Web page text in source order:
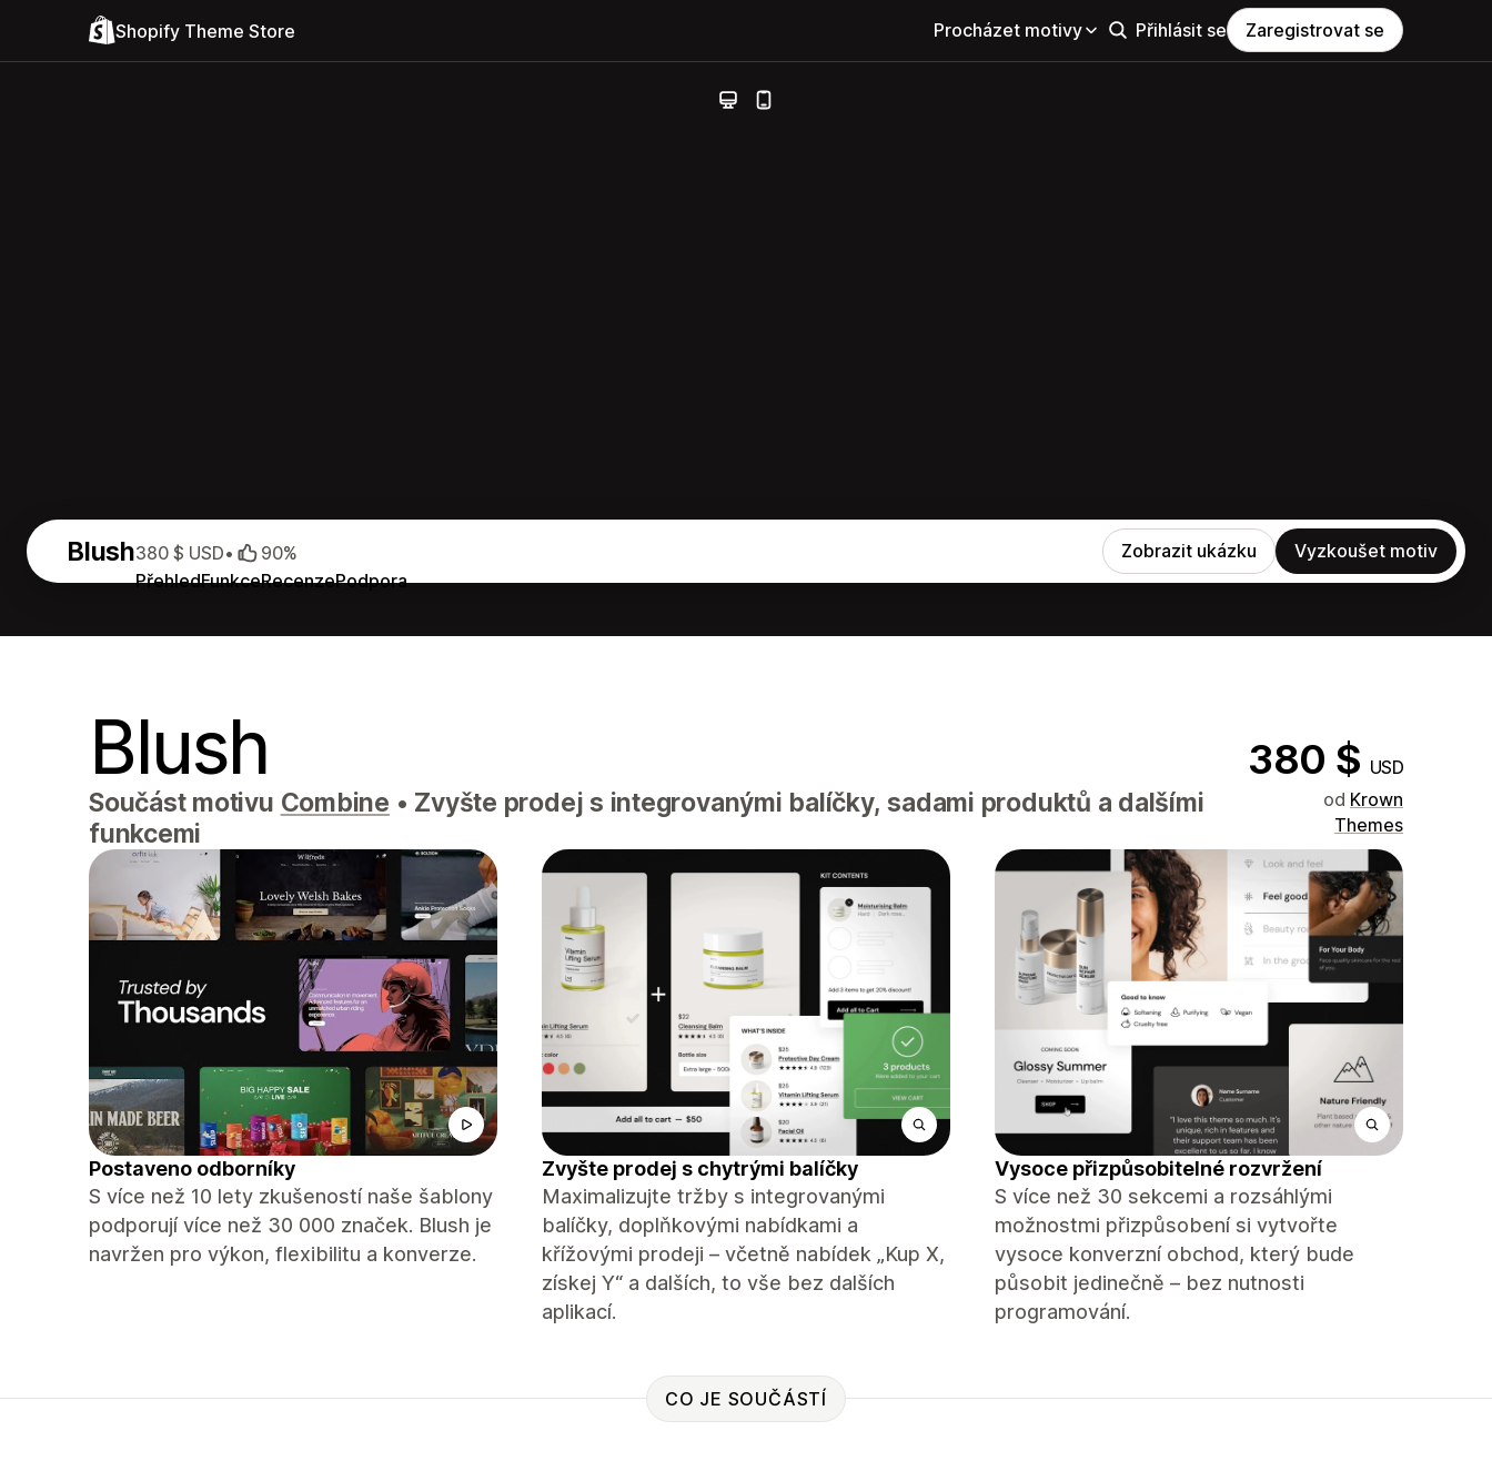
Shopify Theme Store Procházet motivy Přihlásit se Zaregistrovat se
Blush
PřehledFunkceRecenzePodpora
380 $ USD• 90% Zobrazit ukázku Vyzkoušet motiv
Blush 380 $ USD
Součást motivu Combine • Zvyšte prodej s integrovanými balíčky, sadami produktů a dalšími
funkcemi
od Krown
Themes
Postaveno odborníky
S více než 10 lety zkušeností naše šablony
podporují více než 30 000 značek. Blush je
navržen pro výkon, flexibilitu a konverze.
Zvyšte prodej s chytrými balíčky
Maximalizujte tržby s integrovanými
balíčky, doplňkovými nabídkami a
křížovými prodeji – včetně nabídek „Kup X,
získej Y“ a dalších, to vše bez dalších
aplikací.
Vysoce přizpůsobitelné rozvržení
S více než 30 sekcemi a rozsáhlými
možnostmi přizpůsobení si vytvořte
vysoce konverzní obchod, který bude
působit jedinečně – bez nutnosti
programování.
CO JE SOUČÁSTÍ